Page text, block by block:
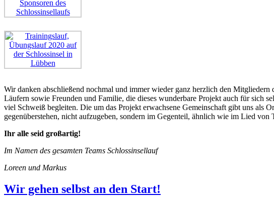
Wir danken abschließend nochmal und immer wieder ganz herzlich den
Läufern sowie Freunden und Familie, die dieses wunderbare Projekt auch für sich
viel Schweiß begleiten. Die um das Projekt erwachsene Gemeinschaft gibt uns als
gegenüberstehen, nicht aufzugeben, sondern im Gegenteil, ähnlich wie im Lied von
Ihr alle seid großartig!
Im Namen des gesamten Teams Schlossinsellauf
Loreen und Markus
Wir gehen selbst an den Start!